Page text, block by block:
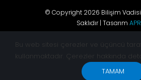
© Copyright 2026 Bilişim Vadisi
Saklıdır | Tasarım
Bu web sitesi çerezler ve üçüncü
kullanmaktadır. Çerezler hakkında
TAMAM